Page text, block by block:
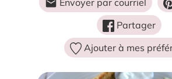
Envoyer par courriel
Partager
Ajouter à mes